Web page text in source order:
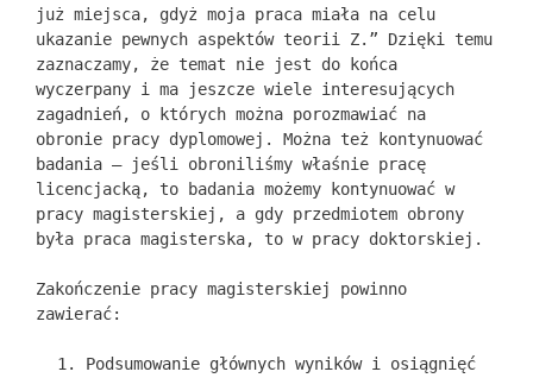
już miejsca, gdyż moja praca miała na celu
ukazanie pewnych aspektów teorii Z.” Dzięki temu
zaznaczamy, że temat nie jest do końca
wyczerpany i ma jeszcze wiele interesujących
zagadnień, o których można porozmawiać na
obronie pracy dyplomowej. Można też kontynuować
badania – jeśli obroniliśmy właśnie pracę
licencjacką, to badania możemy kontynuować w
pracy magisterskiej, a gdy przedmiotem obrony
była praca magisterska, to w pracy doktorskiej.
Zakończenie pracy magisterskiej powinno
zawierać:
Podsumowanie głównych wyników i osiągnięć